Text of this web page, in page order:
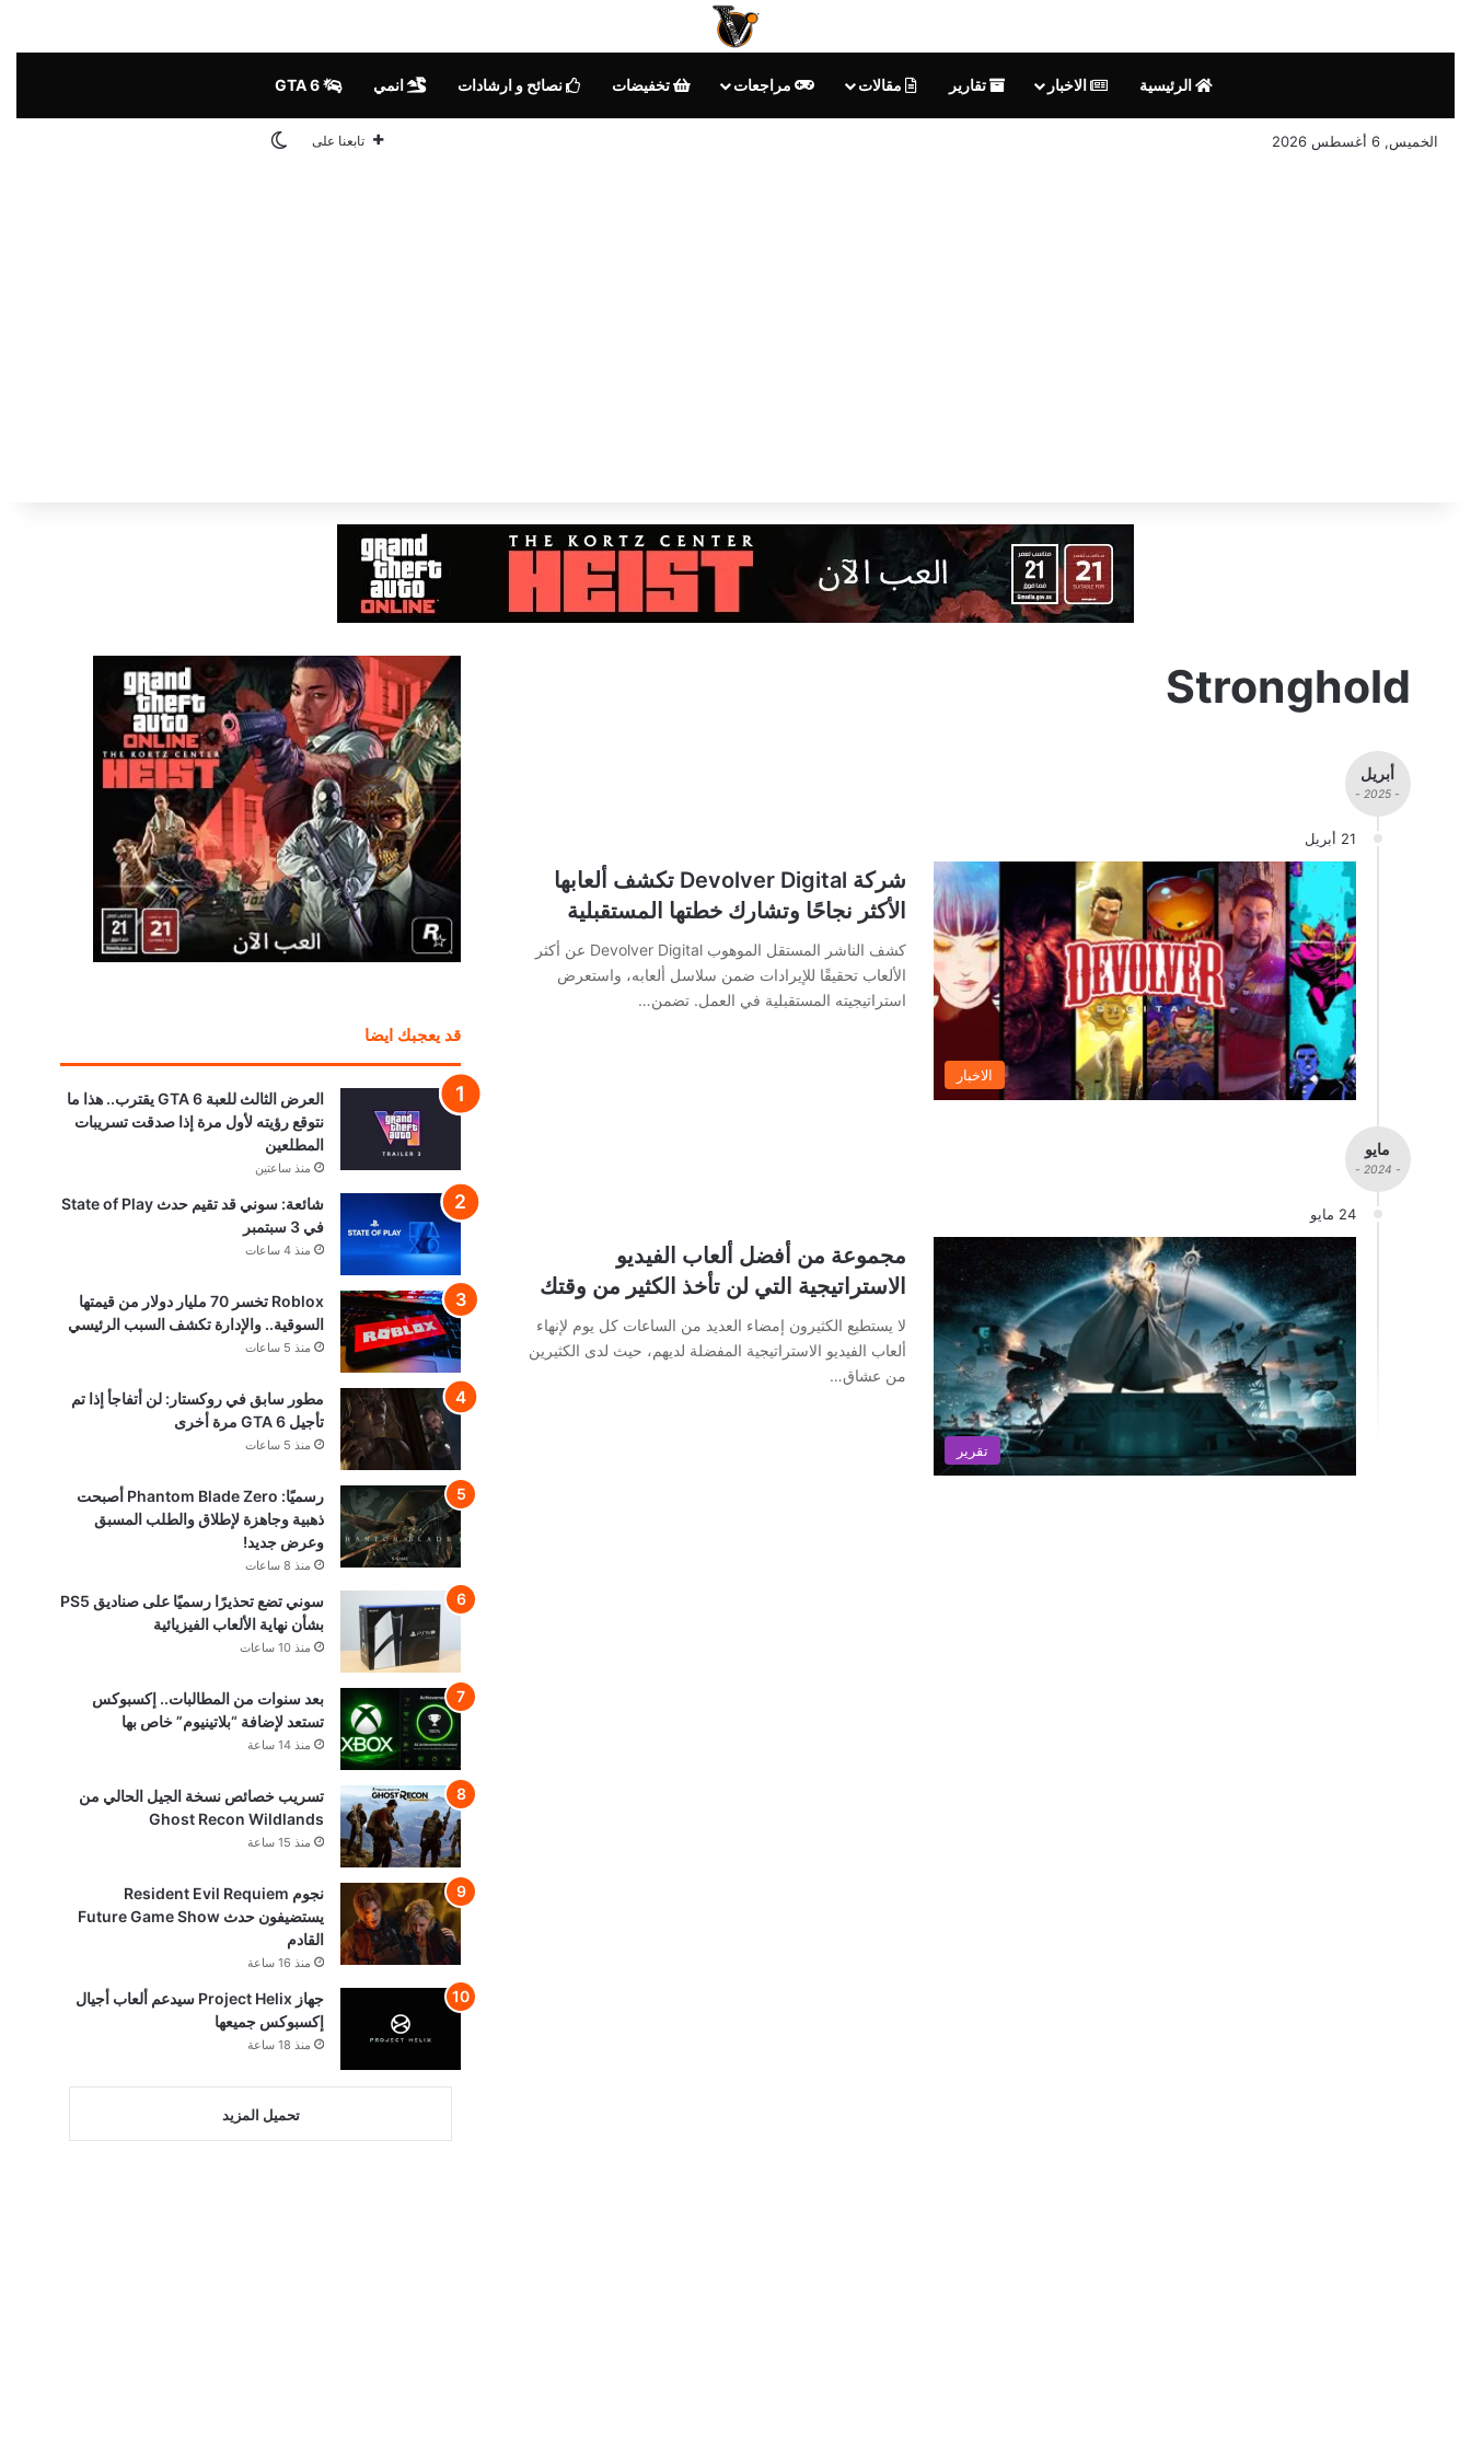
الرئيسية الاخبار تقارير مقالات مراجعات تخفيضات نصائح و ارشادات انمي
الخميس, 6 أغسطس 2026 تابعنا على الوضع المظلم
Stronghold
أبريل
- 2025 -
21 أبريل
الاخبار
شركة Devolver Digital تكشف ألعابها
الأكثر نجاحًا وتشارك خطتها المستقبلية
كشف الناشر المستقل الموهوب Devolver Digital عن أكثر
الألعاب تحقيقًا للإيرادات ضمن سلاسل ألعابه، واستعرض
استراتيجيته المستقبلية في العمل. تضمن…
مايو
- 2024 -
24 مايو
تقرير
مجموعة من أفضل ألعاب الفيديو
الاستراتيجية التي لن تأخذ الكثير من وقتك
لا يستطيع الكثيرون إمضاء العديد من الساعات كل يوم لإنهاء
ألعاب الفيديو الاستراتيجية المفضلة لديهم، حيث لدى الكثيرين
من عشاق…
قد يعجبك ايضا
العرض الثالث للعبة GTA 6 يقترب.. هذا ما
نتوقع رؤيته لأول مرة إذا صدقت تسريبات
المطلعين
منذ ساعتين
شائعة: سوني قد تقيم حدث State of Play
في 3 سبتمبر
منذ 4 ساعات
Roblox تخسر 70 مليار دولار من قيمتها
السوقية.. والإدارة تكشف السبب الرئيسي
منذ 5 ساعات
مطور سابق في روكستار: لن أتفاجأ إذا تم
تأجيل GTA 6 مرة أخرى
منذ 5 ساعات
رسميًا: Phantom Blade Zero أصبحت
ذهبية وجاهزة لإطلاق والطلب المسبق
وعرض جديد!
منذ 8 ساعات
سوني تضع تحذيرًا رسميًا على صناديق PS5
بشأن نهاية الألعاب الفيزيائية
منذ 10 ساعات
بعد سنوات من المطالبات.. إكسبوكس
تستعد لإضافة “بلاتينيوم” خاص بها
منذ 14 ساعة
تسريب خصائص نسخة الجيل الحالي من
Ghost Recon Wildlands
منذ 15 ساعة
نجوم Resident Evil Requiem
يستضيفون حدث Future Game Show
القادم
منذ 16 ساعة
جهاز Project Helix سيدعم ألعاب أجيال
إكسبوكس جميعها
منذ 18 ساعة
تحميل المزيد